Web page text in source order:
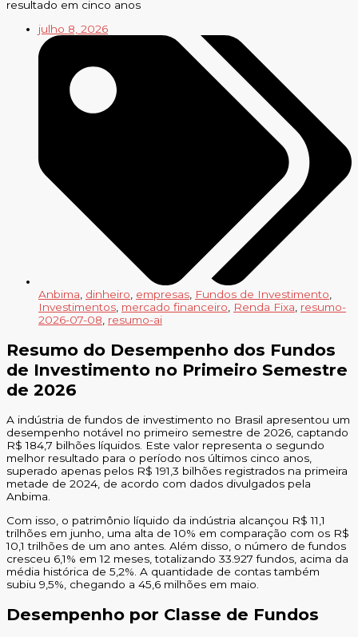
resultado em cinco anos
julho 8, 2026
Anbima, dinheiro, empresas, Fundos de Investimento,
Investimentos, mercado financeiro, Renda Fixa, resumo-
2026-07-08, resumo-ai
Resumo do Desempenho dos Fundos
de Investimento no Primeiro Semestre
de 2026
A indústria de fundos de investimento no Brasil apresentou um
desempenho notável no primeiro semestre de 2026, captando
R$ 184,7 bilhões líquidos. Este valor representa o segundo
melhor resultado para o período nos últimos cinco anos,
superado apenas pelos R$ 191,3 bilhões registrados na primeira
metade de 2024, de acordo com dados divulgados pela
Anbima.
Com isso, o patrimônio líquido da indústria alcançou R$ 11,1
trilhões em junho, uma alta de 10% em comparação com os R$
10,1 trilhões de um ano antes. Além disso, o número de fundos
cresceu 6,1% em 12 meses, totalizando 33.927 fundos, acima da
média histórica de 5,2%. A quantidade de contas também
subiu 9,5%, chegando a 45,6 milhões em maio.
Desempenho por Classe de Fundos